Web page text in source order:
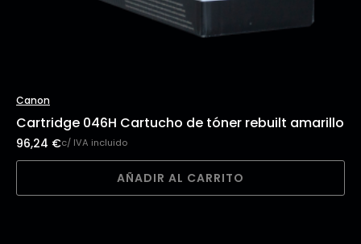
Canon
Cartridge 046H Cartucho de tóner rebuilt amarillo
96,24 €c/ IVA incluido
AÑADIR AL CARRITO